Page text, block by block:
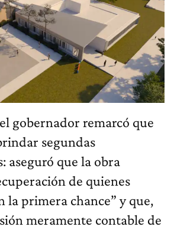
gobernador remarcó que
segundas
aseguró que la obra
de quienes
la primera chance” y que,
meramente contable de